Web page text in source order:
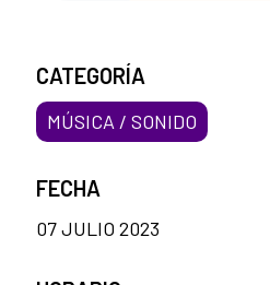
CATEGORÍA
MÚSICA / SONIDO
FECHA
07 JULIO 2023